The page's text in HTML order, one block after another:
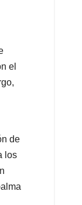
el
de
los